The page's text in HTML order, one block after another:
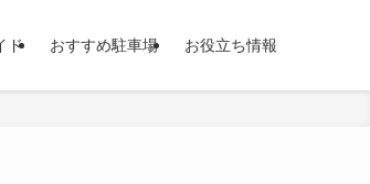
ド おすすめ駐車場 お役立ち情報